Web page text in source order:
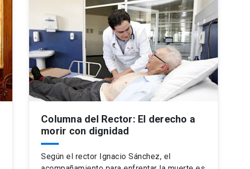
Columna del Rector: El derecho a
morir con dignidad
Según el rector Ignacio Sánchez, el